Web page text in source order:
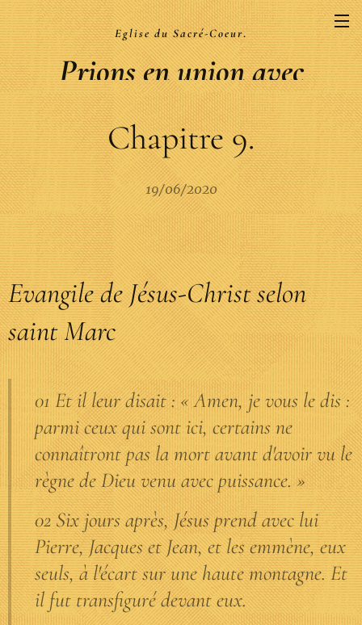
Eglise du Sacré-Coeur.
Prions en union avec
la Liturgie.
Chapitre 9.
19/06/2020
Evangile de Jésus-Christ selon
saint Marc
01 Et il leur disait : « Amen, je vous le dis :
parmi ceux qui sont ici, certains ne
connaîtront pas la mort avant d'avoir vu le
règne de Dieu venu avec puissance. »
02 Six jours après, Jésus prend avec lui
Pierre, Jacques et Jean, et les emmène, eux
seuls, à l'écart sur une haute montagne. Et
il fut transfiguré devant eux.